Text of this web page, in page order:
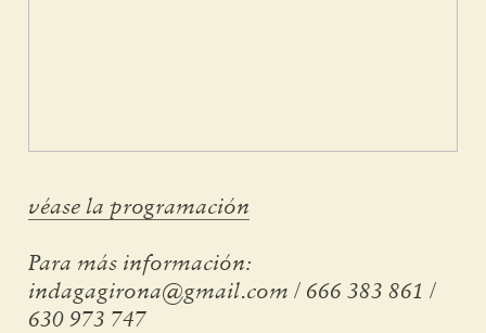
véase la programación
Para más información:
indagagirona@gmail.com / 666 383 861 /
630 973 747